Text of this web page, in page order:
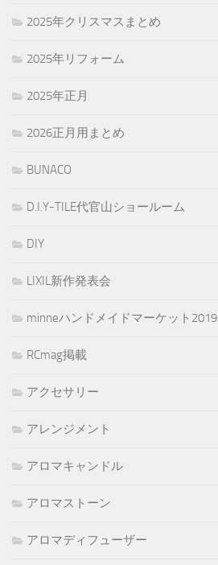
2025年クリスマスまとめ
2025年リフォーム
2025年正月
2026正月用まとめ
BUNACO
D.I.Y-TILE代官山ショールーム
DIY
LIXIL新作発表会
minneハンドメイドマーケット2019
RCmag掲載
アクセサリー
アレンジメント
アロマキャンドル
アロマストーン
アロマディフューザー